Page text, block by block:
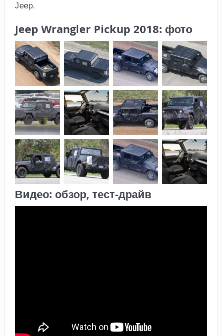
Jeep.
Jeep Wrangler Pickup 2018: фото
Видео: обзор, тест-драйв